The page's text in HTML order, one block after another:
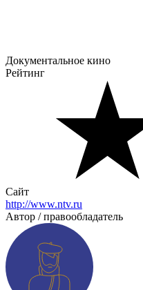
Документальное кино
Рейтинг
Сайт
http://www.ntv.ru
Автор / правообладатель